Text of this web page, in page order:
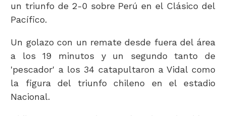
un triunfo de 2-0 sobre Perú en el Clásico del
Pacífico.
Un golazo con un remate desde fuera del área
a los 19 minutos y un segundo tanto de
'pescador' a los 34 catapultaron a Vidal como
la figura del triunfo chileno en el estadio
Nacional.